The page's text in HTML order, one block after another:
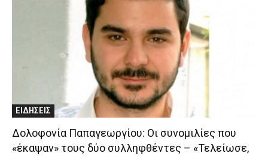
ΕΙΔΗΣΕΙΣ
Δολοφονία Παπαγεωργίου: Οι συνομιλίες που
«έκαψαν» τους δύο συλληφθέντες – «Τελείωσε,